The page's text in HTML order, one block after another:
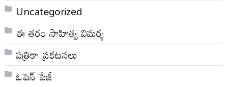
Uncategorized
ఈ తరం సాహిత్య విమర్శ
పత్రికా ప్రకటనలు
ఓపెన్ పేజీ